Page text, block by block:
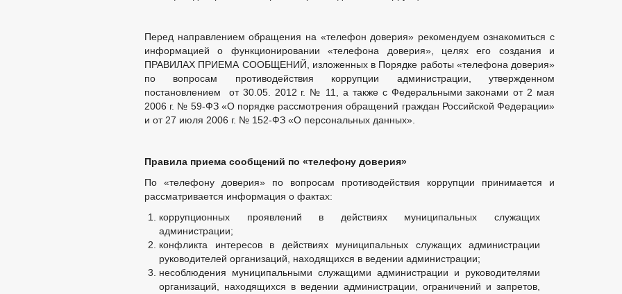
ПРАВОВЫЕ АКТЫ
УСТАВ
ПРОЕКТЫ К ОБСУЖДЕНИЮ
ПРОЕКТЫ ПОСТАНОВЛЕНИЙ
РАСПОРЯЖЕНИЯ
АДМИНИСТРАТИВНЫЕ РЕГЛАМЕНТЫ
ПОСТАНОВЛЕНИЯ АДМИНИСТРАЦИИ
ФЕДЕРАЛЬНЫЕ ЗАКОНЫ
БЮДЖЕТ
БЮДЖЕТ ПО ГОДАМ
ОТЧЕТ ОБ ИСПОЛНЕНИИ БЮДЖЕТА
_
СТАНДАРТЫ МУНИЦИПАЛЬНЫХ УСЛУГ
ПРИЕМ ГРАЖДАН
ОБРАЩЕНИЕ К ГЛАВЕ ИНТЕРНЕТ ПРИЕМНАЯ ГРАФИК ПРИЕМА ГРАЖДАН
ОБЗОРЫ ОБРАЩЕНИЙ ГРАЖДАН
РЕГЛАМЕНТ РАССМОТРЕНИЯ ОБРАЩЕНИЙ
Перед направлением обращения на «телефон доверия» рекомендуем ознакомиться с
информацией о функционировании «телефона доверия», целях его создания и
ПРАВИЛАХ ПРИЕМА СООБЩЕНИЙ, изложенных в Порядке работы «телефона доверия»
по вопросам противодействия коррупции администрации, утвержденном
постановлением от 30.05. 2012 г. № 11, а также с Федеральными законами от 2 мая
2006 г. № 59-ФЗ «О порядке рассмотрения обращений граждан Российской Федерации»
и от 27 июля 2006 г. № 152-ФЗ «О персональных данных».
Правила приема сообщений по «телефону доверия»
По «телефону доверия» по вопросам противодействия коррупции принимается и
рассматривается информация о фактах:
коррупционных проявлений в действиях муниципальных служащих
администрации;
конфликта интересов в действиях муниципальных служащих администрации
руководителей организаций, находящихся в ведении администрации;
несоблюдения муниципальными служащими администрации и руководителями
организаций, находящихся в ведении администрации, ограничений и запретов,